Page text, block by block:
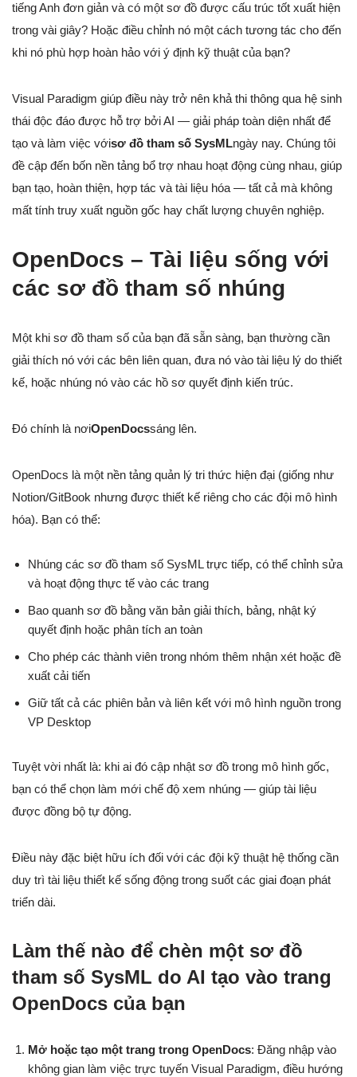
tiếng Anh đơn giản và có một sơ đồ được cấu trúc tốt xuất hiện
trong vài giây? Hoặc điều chỉnh nó một cách tương tác cho đến
khi nó phù hợp hoàn hảo với ý định kỹ thuật của bạn?
Visual Paradigm giúp điều này trở nên khả thi thông qua hệ sinh
thái độc đáo được hỗ trợ bởi AI — giải pháp toàn diện nhất để
tạo và làm việc vớisơ đồ tham số SysMLngày nay. Chúng tôi
đề cập đến bốn nền tảng bổ trợ nhau hoạt động cùng nhau, giúp
bạn tạo, hoàn thiện, hợp tác và tài liệu hóa — tất cả mà không
mất tính truy xuất nguồn gốc hay chất lượng chuyên nghiệp.
OpenDocs – Tài liệu sống với
các sơ đồ tham số nhúng
Một khi sơ đồ tham số của bạn đã sẵn sàng, bạn thường cần
giải thích nó với các bên liên quan, đưa nó vào tài liệu lý do thiết
kế, hoặc nhúng nó vào các hồ sơ quyết định kiến trúc.
Đó chính là nơiOpenDocssáng lên.
OpenDocs là một nền tảng quản lý tri thức hiện đại (giống như
Notion/GitBook nhưng được thiết kế riêng cho các đội mô hình
hóa). Bạn có thể:
Nhúng các sơ đồ tham số SysML trực tiếp, có thể chỉnh sửa
và hoạt động thực tế vào các trang
Bao quanh sơ đồ bằng văn bản giải thích, bảng, nhật ký
quyết định hoặc phân tích an toàn
Cho phép các thành viên trong nhóm thêm nhận xét hoặc đề
xuất cải tiến
Giữ tất cả các phiên bản và liên kết với mô hình nguồn trong
VP Desktop
Tuyệt vời nhất là: khi ai đó cập nhật sơ đồ trong mô hình gốc,
bạn có thể chọn làm mới chế độ xem nhúng — giúp tài liệu
được đồng bộ tự động.
Điều này đặc biệt hữu ích đối với các đội kỹ thuật hệ thống cần
duy trì tài liệu thiết kế sống động trong suốt các giai đoạn phát
triển dài.
Làm thế nào để chèn một sơ đồ
tham số SysML do AI tạo vào trang
OpenDocs của bạn
Mở hoặc tạo một trang trong OpenDocs: Đăng nhập vào
không gian làm việc trực tuyến Visual Paradigm, điều hướng